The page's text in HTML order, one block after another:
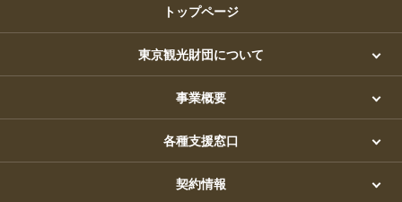
トップページ
東京観光財団について
事業概要
各種支援窓口
契約情報